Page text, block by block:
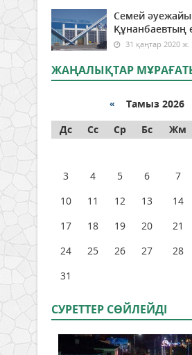
Семей
Құнанбаевтың
31 қаңтар 2020 ж.
ЖАҢАЛЫҚТАР
« Тамыз
Дс
Сс Ср Бс Жм
3
4 5 6 7
10
11 12 13 14
17
18 19 20 21
24
25 26 27 28
31
СУРЕТТЕР СӨЙЛЕЙДI